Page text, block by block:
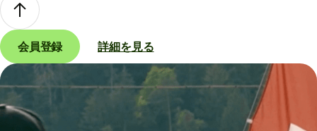
会員登録 詳細を見る